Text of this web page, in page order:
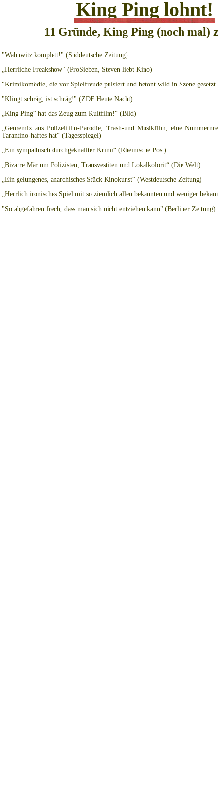
King Ping lohnt!
11 Gründe, King Ping (noch mal)
"Wahnwitz komplett!" (Süddeutsche Zeitung)
„Herrliche Freakshow" (ProSieben, Steven liebt Kino)
"Krimikomödie, die vor Spielfreude pulsiert und betont wild in Szene
"Klingt schräg, ist schräg!" (ZDF Heute Nacht)
„King Ping“ hat das Zeug zum Kultfilm!“ (Bild)
„Genremix aus Polizeifilm-Parodie, Trash-und Musikfilm, eine
Tarantino-haftes hat“ (Tagesspiegel)
„Ein sympathisch durchgeknallter Krimi“ (Rheinische Post)
„Bizarre Mär um Polizisten, Transvestiten und Lokalkolorit“ (Die Welt)
„Ein gelungenes, anarchisches Stück Kinokunst“ (Westdeutsche Zeitung)
„Herrlich ironisches Spiel mit so ziemlich allen bekannten und weniger
"So abgefahren frech, dass man sich nicht entziehen kann" (Berliner Zeitung)